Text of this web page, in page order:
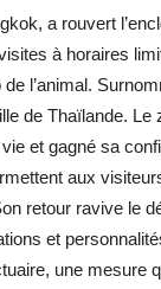
a rouvert
à horaires
l’animal.
de Thaïlande. Le
et gagné sa
aux
retour ravive le
et
une mesure